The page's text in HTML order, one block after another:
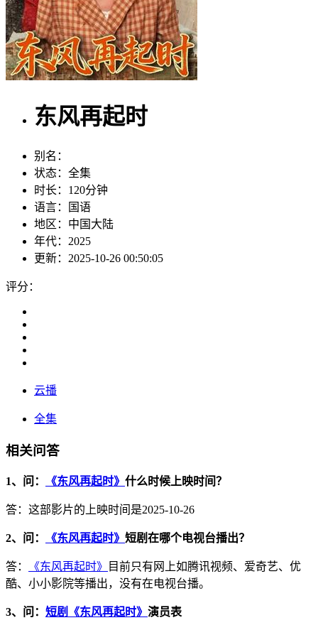
东风再起时
别名：
状态： 全集
时长： 120分钟
语言：
国语
地区： 中国大陆
年代： 2025
更新： 2025-10-26 00:50:05
评分：
云播
全集
相关问答
1、问： 《东风再起时》 什么时候上映时间？
答：这部影片的上映时间是2025-10-26
2、问： 《东风再起时》 短剧在哪个电视台播出？
答： 《东风再起时》
目前只有网上如腾讯视频、爱奇艺、优
酷、小小影院等播出，没有在电视台播。
3、问： 短剧《东风再起时》 演员表